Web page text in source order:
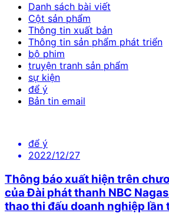
Danh sách bài viết
Cột sản phẩm
Thông tin xuất bản
Thông tin sản phẩm phát triển
bộ phim
truyện tranh sản phẩm
sự kiện
để ý
Bản tin email
để ý
2022/12/27
Thông báo xuất hiện trên
của Đài phát thanh NBC
thao thi đấu doanh nghiệp lần